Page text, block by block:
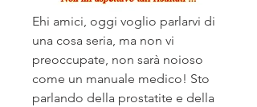
Ehi amici, oggi voglio parlarvi di
una cosa seria, ma non vi
preoccupate, non sarà noioso
come un manuale medico! Sto
parlando della prostatite e della